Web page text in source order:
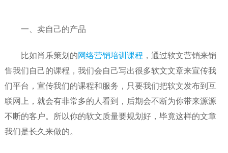
一、卖自己的产品
比如肖乐策划的网络营销培训课程 ，通过软文营销来销
售我们自己的课程，我们会自己写出很多软文文章来宣传我
们平台，宣传我们的课程和服务，只要我们把软文发布到互
联网上，就会有非常多的人看到，后期会不断为你带来源源
不断的客户。所以你的软文质量要规划好，毕竟这样的文章
我们是长久来做的。